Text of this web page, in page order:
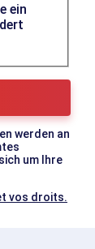
ein
werden an
um Ihre
vos droits.